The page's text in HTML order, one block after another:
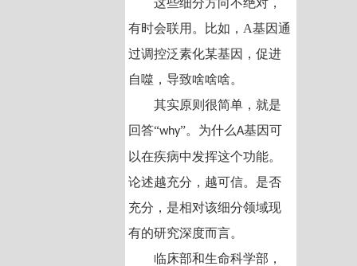
这些细分方向不绝对，
有时会联用。比如，A基因通
过调控泛素化某基因，促进
自噬，导致啥啥啥。
其实原则很简单，就是
回答“why”。为什么A基因可
以在疾病中发挥这个功能。
论述越充分，越可信。是否
充分，是相对该细分领域现
有的研究深度而言。
临床部和生命科学部，